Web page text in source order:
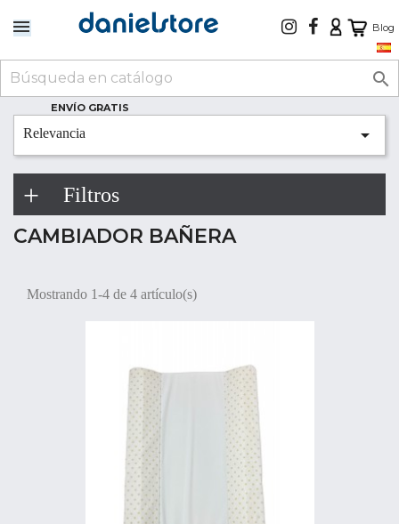
Blog

ENVÍO GRATIS
Relevancia 
Filtros
CAMBIADOR BAÑERA
Mostrando 1-4 de 4 artículo(s)